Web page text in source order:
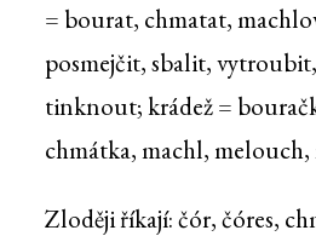
= bourat, chmatat,
posmejčit, sbalit,
tinknout; krádež =
chmátka, machl,
Zloději říkají: čór, čóres,